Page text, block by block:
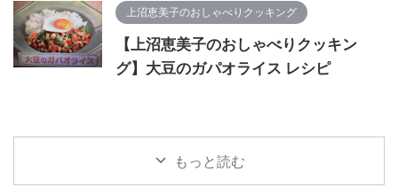
上沼恵美子のおしゃべりクッキング
【上沼恵美子のおしゃべりクッキン
グ】大豆のガパオライス レシピ
もっと読む